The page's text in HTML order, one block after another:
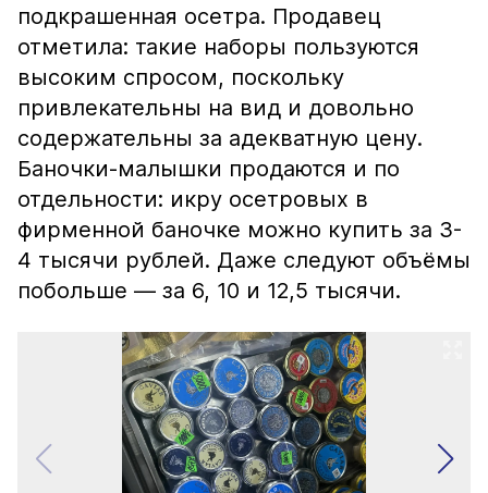
подкрашенная осетра. Продавец
отметила: такие наборы пользуются
высоким спросом, поскольку
привлекательны на вид и довольно
содержательны за адекватную цену.
Баночки-малышки продаются и по
отдельности: икру осетровых в
фирменной баночке можно купить за 3-
4 тысячи рублей. Даже следуют объёмы
побольше — за 6, 10 и 12,5 тысячи.